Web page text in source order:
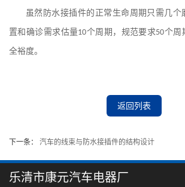
虽然防水接插件的正常生命周期只需几个
置和确诊需求估量10个周期，规范要求50个周
全裕度。
返回列表
下一条： 汽车的线束与防水接插件的结构设计
乐清市康元汽车电器厂